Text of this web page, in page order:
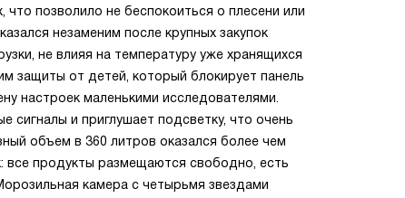
позволило не беспокоиться о плесени или
незаменим после крупных закупок
не влияя на температуру уже хранящихся
защиты от детей, который блокирует панель
настроек маленькими исследователями.
сигналы и приглушает подсветку, что очень
объем в 360 литров оказался более чем
все продукты размещаются свободно, есть
камера с четырьмя звездами